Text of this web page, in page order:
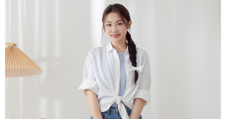
由本公司與您本人進行分期帳單所需資料之確認、核對及更正。
3.完整用戶服務條款，請詳閱以下連結：https://oppay.tw/userRule
是否繳費成功／繳費後需取消欲退款等相關疑問，請聯繫「AFTEE先享後付
https://netprotections.freshdesk.com/support/home
１．透過由恩沛科技股份有限公司提供之「AFTEE先享後付」服務完成之交
易，需依本服務之必要範圍內提供個人資料，並將交易相關給付款項請求債
權轉讓予恩沛科技股份有限公司。
２．關於個人資料處理事宜，請瀏覽以下網址：
https://aftee.tw/terms/#terms3
３．未成年的使用者請事先徵得法定代理人或監護人之同意方可使用
「AFTEE先享後付」，若未經同意申辦者引起之損失，本公司不負相關責
４．使用「AFTEE先享後付」時，將依據個別帳號之用戶狀況，依本公司即
每筆NT$60，滿NT$2,000(含以上)免運費
付款後7-11取貨
每筆NT$60，滿NT$2,000(含以上)免運費
每筆NT$60，滿NT$2,000(含以上)免運費